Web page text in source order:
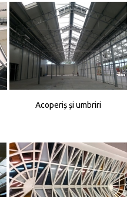
Acoperiș și umbriri